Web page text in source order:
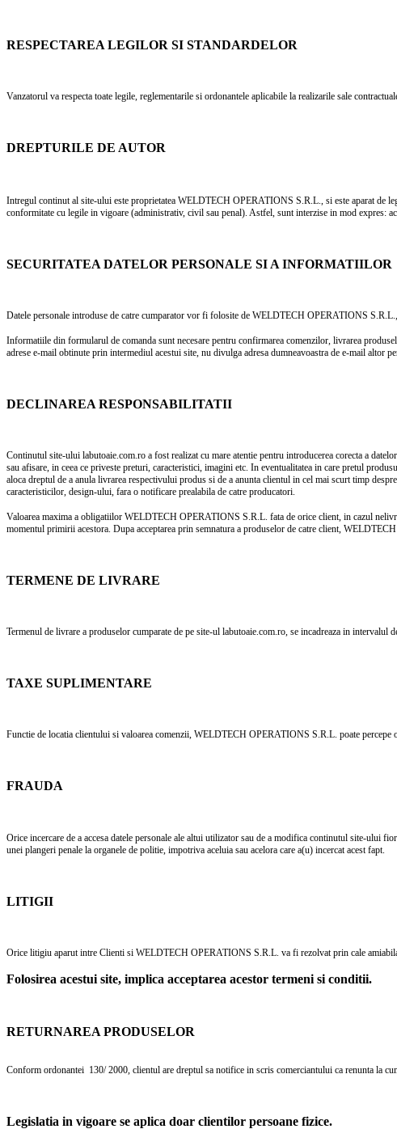
RESPECTAREA LEGILOR SI STANDARDELOR
Vanzatorul va respecta toate legile, reglementarile si ordonantele aplicabile la realizarile sale
DREPTURILE DE AUTOR
Intregul continut al site-ului este proprietatea WELDTECH OPERATIONS S.R.L., si este aparat de
conformitate cu legile in vigoare (administrativ, civil sau penal). Astfel, sunt interzise in mod
SECURITATEA DATELOR PERSONALE SI A INFORMATIILOR
Datele personale introduse de catre cumparator vor fi folosite de WELDTECH OPERATIONS
Informatiile din formularul de comanda sunt necesare pentru confirmarea comenzilor, livrarea
adrese e-mail obtinute prin intermediul acestui site, nu divulga adresa dumneavoastra de e-mail altor
DECLINAREA RESPONSABILITATII
Continutul site-ului labutoaie.com.ro a fost realizat cu mare atentie pentru introducerea corecta a
sau afisare, in ceea ce priveste preturi, caracteristici, imagini etc. In eventualitatea in care pretul
aloca dreptul de a anula livrarea respectivului produs si de a anunta clientul in cel mai scurt timp
caracteristicilor, design-ului, fara o notificare prealabila de catre producatori.
Valoarea maxima a obligatiilor WELDTECH OPERATIONS S.R.L. fata de orice client, in cazul
momentul primirii acestora. Dupa acceptarea prin semnatura a produselor de catre client,
TERMENE DE LIVRARE
Termenul de livrare a produselor cumparate de pe site-ul labutoaie.com.ro, se incadreaza in
TAXE SUPLIMENTARE
Functie de locatia clientului si valoarea comenzii, WELDTECH OPERATIONS S.R.L. poate percepe
FRAUDA
Orice incercare de a accesa datele personale ale altui utilizator sau de a modifica continutul site-ului
unei plangeri penale la organele de politie, impotriva aceluia sau acelora care a(u) incercat acest fapt.
LITIGII
Orice litigiu aparut intre Clienti si WELDTECH OPERATIONS S.R.L. va fi rezolvat prin cale
Folosirea acestui site, implica acceptarea acestor termeni si conditii.
RETURNAREA PRODUSELOR
Conform ordonantei 130/ 2000, clientul are dreptul sa notifice in scris comerciantului ca renunta la
Legislatia in vigoare se aplica doar clientilor persoane fizice.